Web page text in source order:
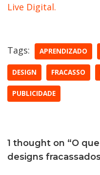
Live Digital.
Tags: APRENDIZADO
DESIGN FRACASSO
PUBLICIDADE
1 thought on “O
designs